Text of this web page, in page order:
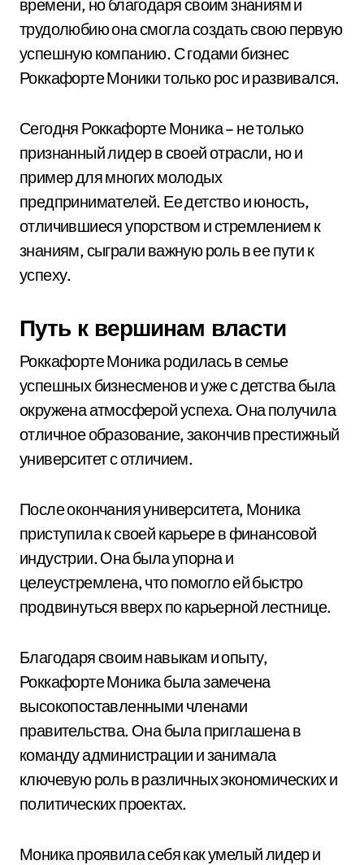
времени, но благодаря своим знаниям и
трудолюбию она смогла создать свою первую
успешную компанию. С годами бизнес
Роккафорте Моники только рос и развивался.
Сегодня Роккафорте Моника – не только
признанный лидер в своей отрасли, но и
пример для многих молодых
предпринимателей. Ее детство и юность,
отличившиеся упорством и стремлением к
знаниям, сыграли важную роль в ее пути к
успеху.
Путь к вершинам власти
Роккафорте Моника родилась в семье
успешных бизнесменов и уже с детства была
окружена атмосферой успеха. Она получила
отличное образование, закончив престижный
университет с отличием.
После окончания университета, Моника
приступила к своей карьере в финансовой
индустрии. Она была упорна и
целеустремлена, что помогло ей быстро
продвинуться вверх по карьерной лестнице.
Благодаря своим навыкам и опыту,
Роккафорте Моника была замечена
высокопоставленными членами
правительства. Она была приглашена в
команду администрации и занимала
ключевую роль в различных экономических и
политических проектах.
Моника проявила себя как умелый лидер и